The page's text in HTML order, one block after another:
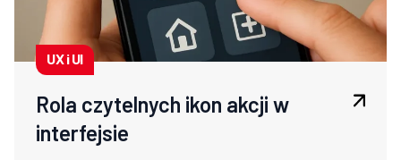
UX i UI
Rola czytelnych ikon akcji w
interfejsie